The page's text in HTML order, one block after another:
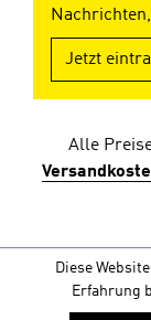
Jetzt
Alle
Diese
Erfahrung